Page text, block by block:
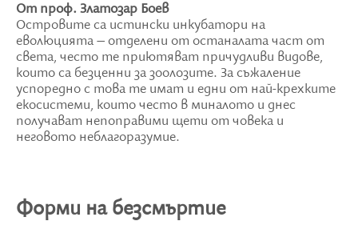
От проф. Златозар Боев
Островите са истински инкубатори на
еволюцията – отделени от останалата част от
света, често те приютяват причудливи видове,
които са безценни за зоолозите. За съжаление
успоредно с това те имат и едни от най-крехките
екосистеми, които често в миналото и днес
получават непоправими щети от човека и
неговото неблагоразумие.
Форми на безсмъртие